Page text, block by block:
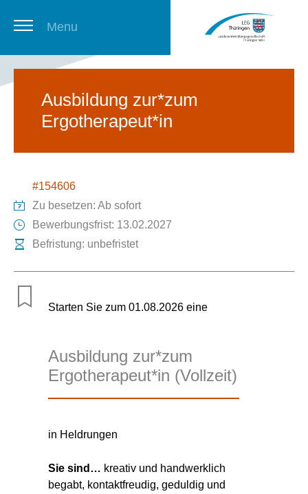
Menu
Newsletter
Ausbildung zur*zum
Ergotherapeut*in
#154606
Zu besetzen: Ab sofort
Bewerbungsfrist: 13.02.2027
Befristung: unbefristet
Starten Sie zum 01.08.2026 eine
Ausbildung zur*zum
Ergotherapeut*in (Vollzeit)
in Heldrungen
Sie sind… kreativ und handwerklich
begabt, kontaktfreudig, geduldig und